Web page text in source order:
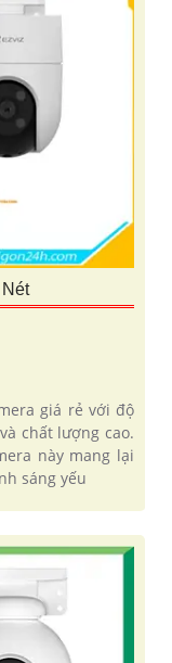
giá rẻ với độ
chất lượng cao.
này mang lại
sáng yếu